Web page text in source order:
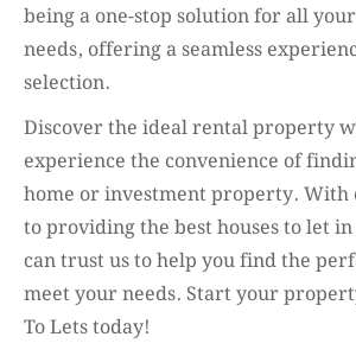
being a one-stop solution for all
needs, offering a seamless
selection.
Discover the ideal rental property
experience the convenience of
home or investment property.
to providing the best houses to let
can trust us to help you find the
meet your needs. Start your
To Lets today!